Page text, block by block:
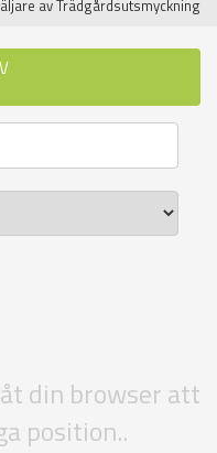
av Trädgårdsutsmyckning
din browser att
position..